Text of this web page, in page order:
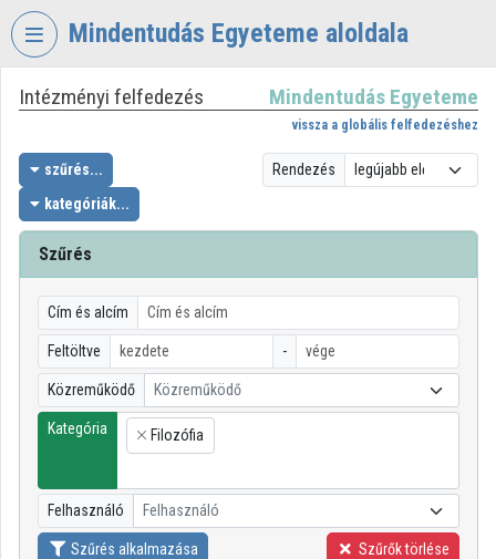
Fejléc kihagyása
Mindentudás Egyeteme aloldala
VIDEOTORIUM
MINDENTUDÁS
EGYETEME
Intézményi kezdőlap
Bejelentkezés
Intézményi felfedezés
Kategóriák
Intézményi listák
Közreműködők
Intézményi felfedezés Mindentudás Egyeteme
vissza a globális felfedezéshez
szűrés...
kategóriák...
Rendezés
Szűrés
Cím és alcím
Feltöltve -
Közreműködő Közreműködő
Kategória
×
Filozófia
Felhasználó Felhasználó
Szűrés alkalmazása Szűrők törlése